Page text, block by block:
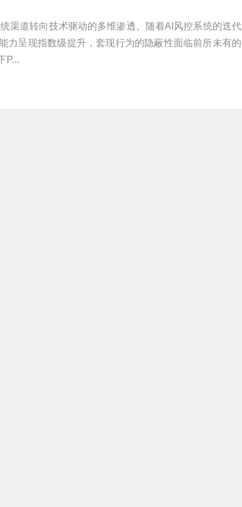
渠道转向技术驱动的多维渗透。随着AI风控系统的迭代
力呈现指数级提升，套现行为的隐蔽性面临前所未有的
P...